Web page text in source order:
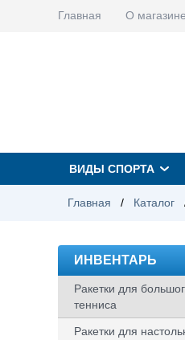
Главная О магазине
ВИДЫ СПОРТА
Главная / Каталог
ИНВЕНТАРЬ
Ракетки для
тенниса
Ракетки для